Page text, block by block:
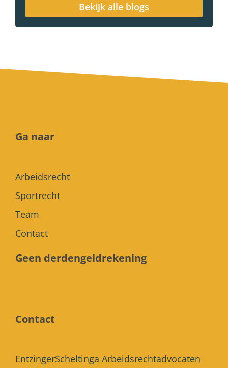
Bekijk alle blogs
Ga naar
Arbeidsrecht
Sportrecht
Team
Contact
Geen derdengeldrekening
Contact
EntzingerScheltinga Arbeidsrechtadvocaten